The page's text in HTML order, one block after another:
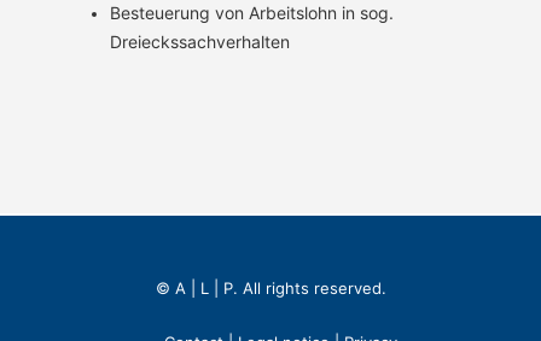
Besteuerung von Arbeitslohn in sog.
Dreieckssachverhalten
© A | L | P. All rights reserved.